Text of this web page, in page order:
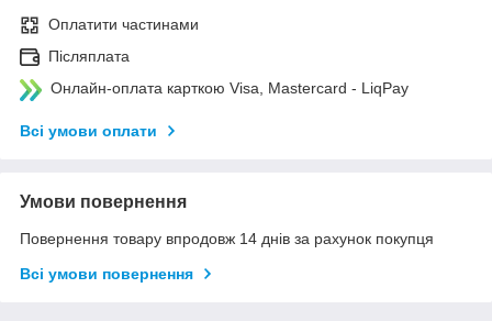
Оплатити частинами
Післяплата
Онлайн-оплата карткою Visa, Mastercard - LiqPay
Всі умови оплати
Умови повернення
Повернення товару впродовж 14 днів за рахунок покупця
Всі умови повернення